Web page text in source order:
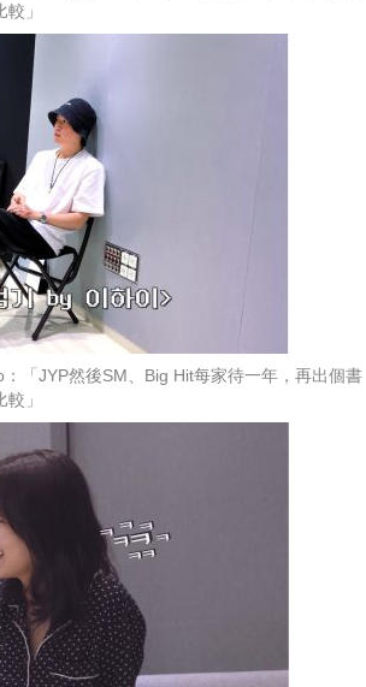
」
「JYP然後SM、Big Hit每家待一年，再出個書
」